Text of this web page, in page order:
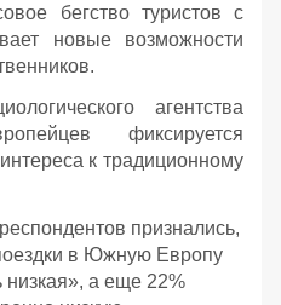
бегство туристов с
новые возможности
агентства
фиксируется
к традиционному
признались,
в Южную Европу
низкая», а еще 22%